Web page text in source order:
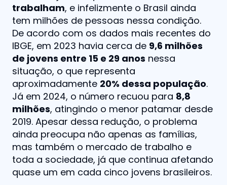
trabalham, e infelizmente o Brasil ainda
tem milhões de pessoas nessa condição.
De acordo com os dados mais recentes do
IBGE, em 2023 havia cerca de 9,6 milhões
de jovens entre 15 e 29 anos nessa
situação, o que representa
aproximadamente 20% dessa população.
Já em 2024, o número recuou para 8,8
milhões, atingindo o menor patamar desde
2019. Apesar dessa redução, o problema
ainda preocupa não apenas as famílias,
mas também o mercado de trabalho e
toda a sociedade, já que continua afetando
quase um em cada cinco jovens brasileiros.